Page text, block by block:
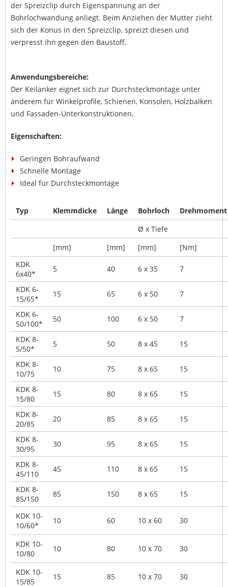
der Spreizclip durch Eigenspannung an der
Bohrlochwandung anliegt. Beim Anziehen der Mutter zieht
sich der Konus in den Spreizclip, spreizt diesen und
verpresst ihn gegen den Baustoff.
Anwendungsbereiche:
Der Keilanker eignet sich zur Durchsteckmontage unter
anderem für Winkelprofile, Schienen, Konsolen, Holzbalken
und Fassaden-Unterkonstruktionen.
Eigenschaften:
Geringen Bohraufwand
Schnelle Montage
Ideal für Durchsteckmontage
Typ Klemmdicke Länge Bohrloch
Drehmoment
Ø x Tiefe
[mm]
[mm] [mm]
[Nm]
KDK
6x40*
5 40 6 x 35 7
KDK 6-
15/65*
15 65 6 x 50 7
KDK 6-
50/100*
50 100 6 x 50 7
KDK 8-
5/50*
5 50 8 x 45 15
KDK 8-
10/75
10 75 8 x 65 15
KDK 8-
15/80
15 80 8 x 65 15
KDK 8-
20/85
20 85 8 x 65 15
KDK 8-
30/95
30 95 8 x 65 15
KDK 8-
45/110
45 110 8 x 65 15
KDK 8-
85/150
85 150 8 x 65 15
KDK 10-
10/60*
10 60 10 x 60 30
KDK 10-
10/80
10 80 10 x 70 30
KDK 10-
15/85
15 85 10 x 70 30